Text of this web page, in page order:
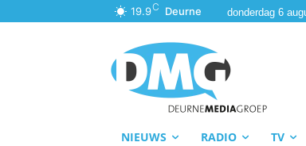
19.9C Deurne donderdag 6
NIEUWS RADIO TV